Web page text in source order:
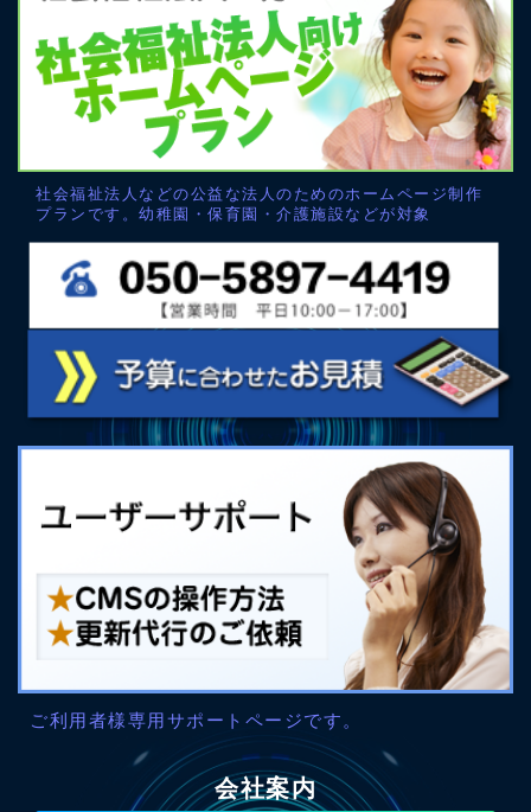
社会福祉法人などの公益な法人のためのホームページ制作
プランです。幼稚園・保育園・介護施設などが対象
ご利用者様専用サポートページです。
会社案内